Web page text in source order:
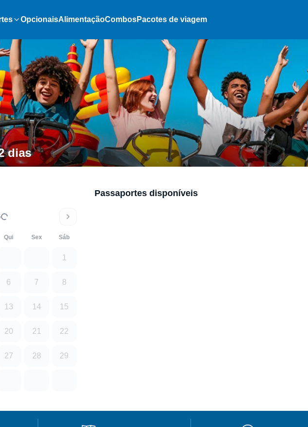
OpcionaisAlimentaçãoCombosPacotes de viagem
dias
Qui Sex Sáb
1
6 7 8
13 14 15
20 21 22
27 28 29
Passaportes disponíveis